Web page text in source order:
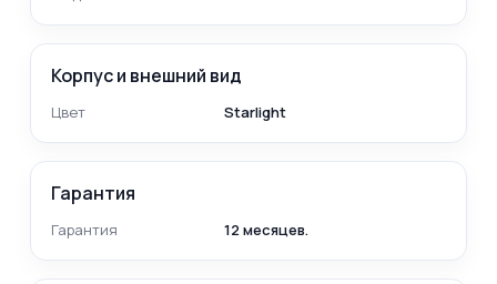
Корпус и внешний вид
Цвет Starlight
Гарантия
Гарантия 12 месяцев.